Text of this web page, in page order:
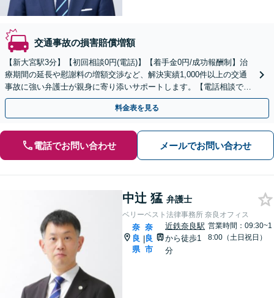
交通事故の損害賠償増額
【新大宮駅3分】【初回相談0円(電話)】【着手金0円/成功報酬制】治
療期間の延長や慰謝料の増額交渉など、解決実績1,000件以上の交通
事故に強い弁護士が親身に寄り添いサポートします。【電話相談でご
契約まで対応可/来所不要】
料金表を見る
電話でお問い合わせ メールでお問い合わせ
中辻 猛 弁護士
ベリーベスト法律事務所 奈良オフィス
奈
良
県
|
奈
良
市
近鉄奈良駅
から徒歩1
分
営業時間：09:30~1
8:00（土日祝日）